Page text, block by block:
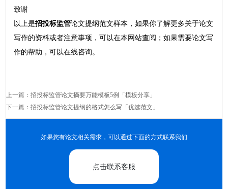
致谢
以上是招投标监管论文提纲范文样本，如果你了解更多关于论文
写作的资料或者注意事项，可以在本网站查阅；如果需要论文写
作的帮助，可以在线咨询。
上一篇：招投标监管论文摘要万能模板5例「模板分享」
下一篇：招投标监管论文提纲的格式怎么写「优选范文」
如果您有论文相关需求，可以通过下面的方式联系我们
点击联系客服